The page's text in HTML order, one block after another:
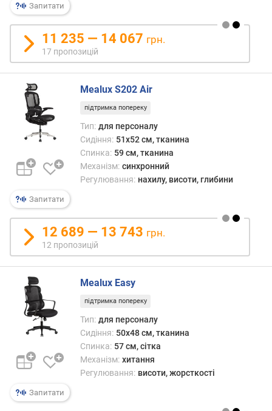
а
к
о
р
и
с
т
у
в
а
ч
(
к
)
и
о
т
а
с
п
и
к
и
с
м
Запитати
11 235 — 14 067 грн.
17 пропозицій
Запитати
Mealux S202 Air
підтримка попереку
Тип: для персоналу
Сидіння: 51x52 см, тканина
Спинка: 59 см, тканина
Механізм: синхронний
Регулювання: нахилу, висоти, глибини
12 689 — 13 743 грн.
12 пропозицій
Запитати
Mealux Easy
підтримка попереку
Тип: для персоналу
Сидіння: 50x48 см, тканина
Спинка: 57 см, сітка
Механізм: хитання
Регулювання: висоти, жорсткості